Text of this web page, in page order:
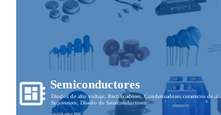
Semiconductores
Diodos de alto voltaje, Rectificadores, Condensadores ceramicos de
Supresores, Diseño de Semiconductores...